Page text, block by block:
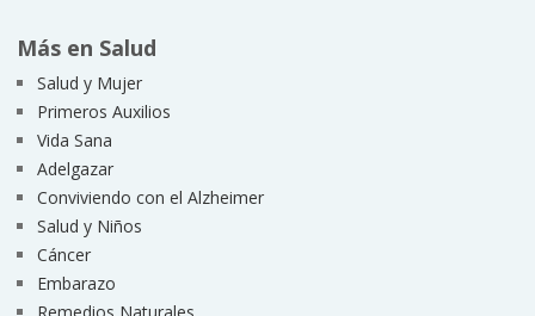
Más en Salud
Salud y Mujer
Primeros Auxilios
Vida Sana
Adelgazar
Conviviendo con el Alzheimer
Salud y Niños
Cáncer
Embarazo